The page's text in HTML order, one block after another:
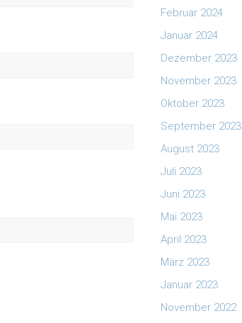
Februar 2024
Januar 2024
Dezember 2023
November 2023
Oktober 2023
September 2023
August 2023
Juli 2023
Juni 2023
Mai 2023
April 2023
März 2023
Januar 2023
November 2022